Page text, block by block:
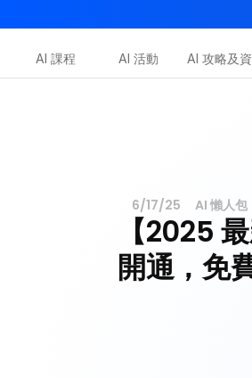
6/17/25 AI 懶人包
【2025
開通，免
AI 課程 AI 活動 AI 攻略及
Dot.AI